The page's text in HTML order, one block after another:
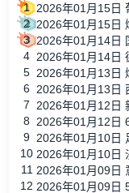
1
2
3
4
5
6
7
8
9
10
11
12